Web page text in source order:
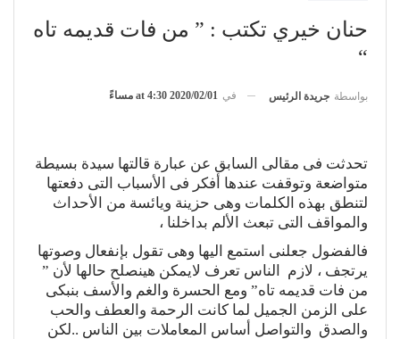
حنان خيري تكتب : ” من فات قديمه تاه
“
بواسطة جريدة الرئيس في 2020/02/01 at 4:30 مساءً
تحدثت فى مقالى السابق عن عبارة قالتها سيدة بسيطة
متواضعة وتوقفت عندها أفكر فى الأسباب التى دفعتها
لتنطق بهذه الكلمات وهى حزينة ويائسة من الأحداث
والمواقف التى تبعث الألم بداخلنا ،
فالفضول جعلنى استمع اليها وهى تقول بإنفعال وصوتها
يرتجف ، لازم الناس تعرف لايمكن هينصلح حالها لأن ”
من فات قديمه تاه” ومع الحسرة والغم والأسف بنبكى
على الزمن الجميل لما كانت الرحمة والعطف والحب
والصدق والتواصل أساس المعاملات بين الناس ..لكن